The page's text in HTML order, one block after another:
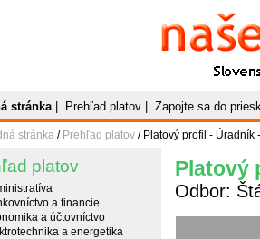
Naše
Slovenský
stránka| Prehľad platov Zapojte sa do
stránka / Prehľad platov / Platový profil - Úradník
platov
a financie
a účtovníctvo
a energetika
Platový
Odbor: